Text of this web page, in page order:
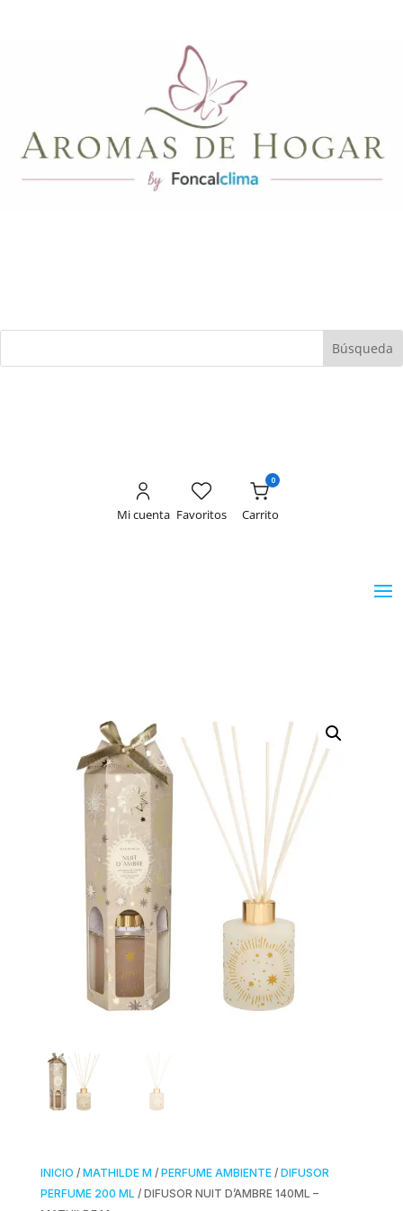
Mi cuenta Favoritos
0
Carrito
INICIO / MATHILDE M / PERFUME AMBIENTE/ DIFUSOR
PERFUME 200 ML / DIFUSOR NUIT D’AMBRE 140ML –